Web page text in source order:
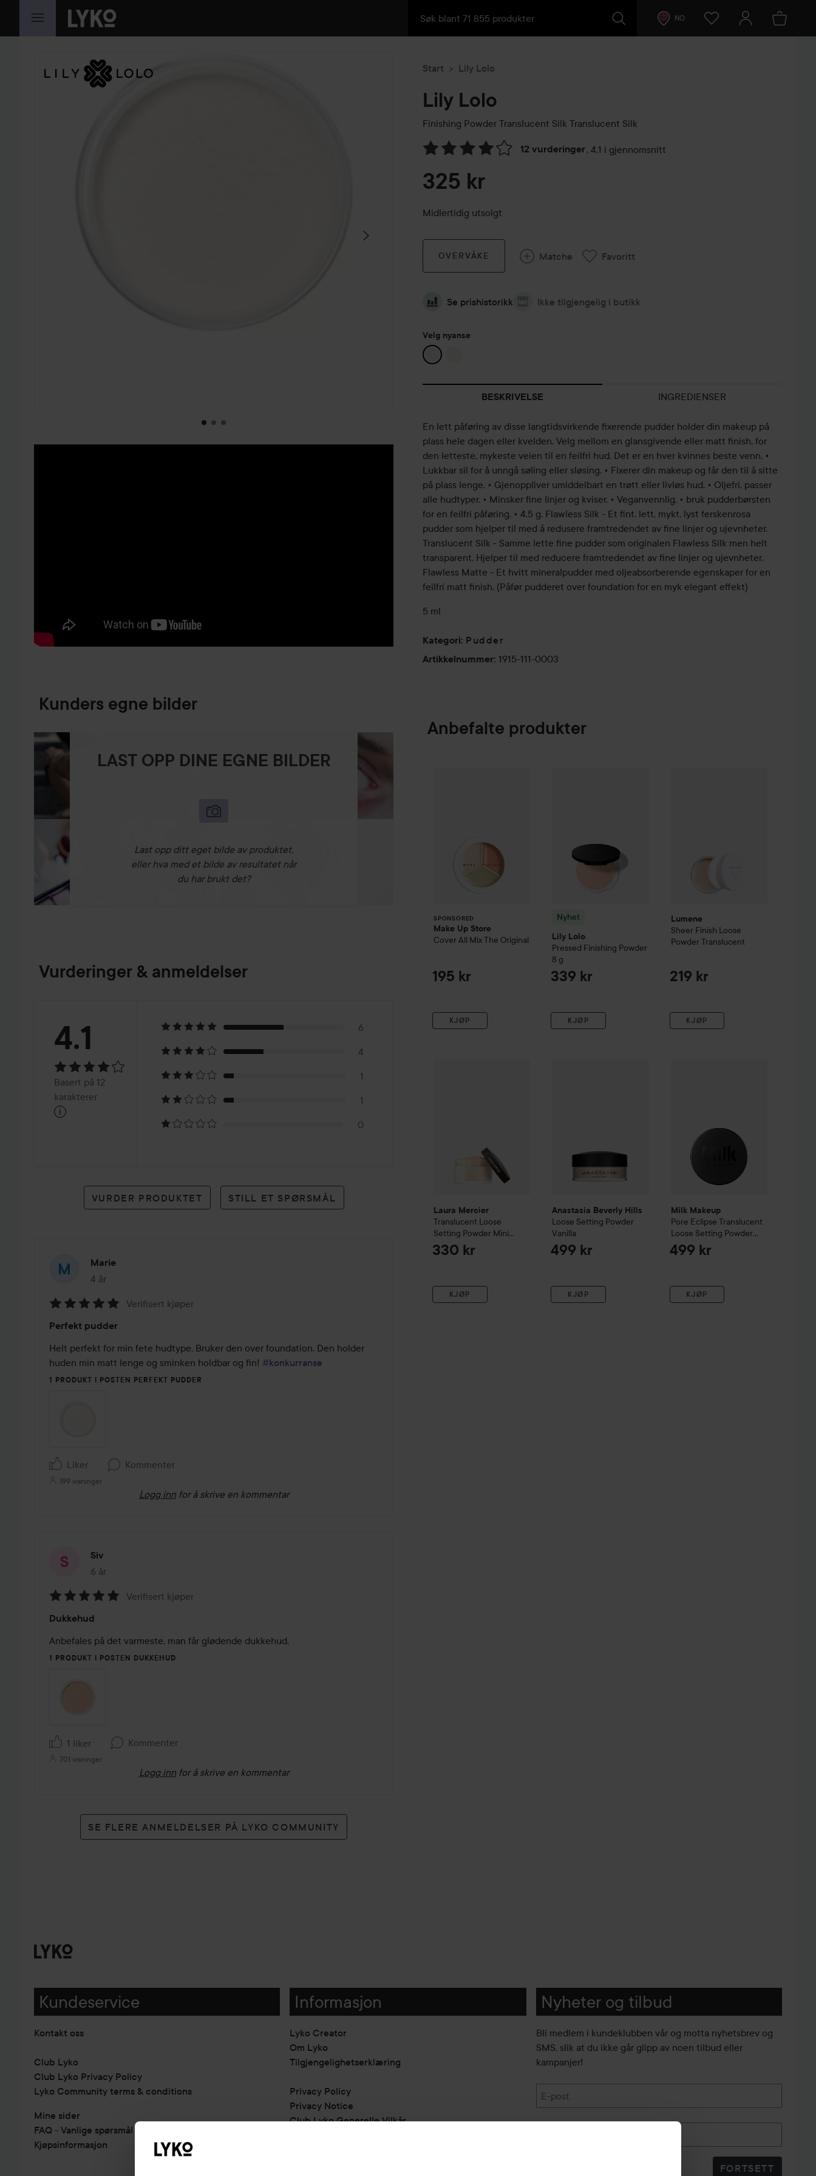
GÅ TIL INNHOLD NO
HOPP OVER SEKSJON
Kunders egne bilder
LAST OPP DINE EGNE BILDER
Last opp ditt eget bilde av produktet,
eller hva med et bilde av resultatet når
du har brukt det?
Vurderinger & anmeldelser
Vurdering:
4.1Basert
på
karakterer
4.1
Basert på 12
karakterer
i
6
4
1
1
0
VURDER PRODUKTET STILL ET SPØRSMÅL
Marie
4 år
Innlegget ble opprettet 4 år
5
av
5
Verifisert kjøper
Perfekt pudder
Helt perfekt for min fete hudtype. Bruker den over foundation. Den holder
huden min matt lenge og sminken holdbar og fin! #konkurranse
1 PRODUKT I POSTEN PERFEKT PUDDER
Liker Kommenter
199 visninger
Logg inn for å skrive en kommentar
Siv
6 år
Innlegget ble opprettet 6 år
5
av
5
Verifisert kjøper
Dukkehud
Anbefales på det varmeste, man får glødende dukkehud.
1 PRODUKT I POSTEN DUKKEHUD
1 liker Kommenter
701 visninger
Logg inn for å skrive en kommentar
SE FLERE ANMELDELSER PÅ LYKO COMMUNITY
Start Lily Lolo
Lily Lolo
Finishing Powder Translucent Silk Translucent Silk
12 vurderinger, 4.1 i gjennomsnitt
Gå til Vurderinger & anmeldelser
325 kr
Midlertidig utsolgt
OVERVÅKE Matche Favoritt
Se prishistorikk Ikke tilgjengelig i butikk
Velg nyanse
BESKRIVELSE INGREDIENSER
En lett påføring av disse langtidsvirkende fixerende pudder holder din makeup på
plass hele dagen eller kvelden. Velg mellom en glansgivende eller matt finish, for
den letteste, mykeste veien til en feilfri hud. Det er en hver kvinnes beste venn. •
Lukkbar sil for å unngå søling eller sløsing. • Fixerer din makeup og får den til å sitte
på plass lenge. • Gjenoppliver umiddelbart en trøtt eller livløs hud. • Oljefri, passer
alle hudtyper. • Minsker fine linjer og kviser. • Veganvennlig. • bruk pudderbørsten
for en feilfri påføring. • 4,5 g. Flawless Silk - Et fint, lett, mykt, lyst ferskenrosa
pudder som hjelper til med å redusere framtredendet av fine linjer og ujevnheter.
Translucent Silk - Samme lette fine pudder som originalen Flawless Silk men helt
transparent. Hjelper til med reducere framtredendet av fine linjer og ujevnheter.
Flawless Matte - Et hvitt mineralpudder med oljeabsorberende egenskaper for en
feilfri matt finish. (Påfør pudderet over foundation for en myk elegant effekt)
5 ml
Kategori: Pudder
Artikkelnummer: 1915-111-0003
Anbefalte produkter
SPONSORED
Make Up Store
Cover All MixThe Original
195 kr
KJØP
Nyhet
Lily Lolo
Pressed Finishing Powder
8 g
339 kr
KJØP
Lumene
Sheer Finish Loose
Powder Translucent
219 kr
KJØP
Laura Mercier
Translucent Loose
Setting Powder Mini
Translucent
330 kr
KJØP
Anastasia Beverly Hills
Loose Setting Powder
Vanilla
499 kr
KJØP
Milk Makeup
Pore Eclipse Translucent
Loose Setting Powder
Light
499 kr
KJØP
Kundeservice
Kontakt oss
Club Lyko
Club Lyko Privacy Policy
Lyko Community terms & conditions
Mine sider
FAQ - Vanlige spørsmål & svar
Kjøpsinformasjon
Informasjon
Lyko Creator
Om Lyko
Tilgjengelighetserklæring
Privacy Policy
Privacy Notice
Club Lyko Generelle Vilkår
Nyheter og tilbud
Bli medlem i kundeklubben vår og motta nyhetsbrev og
SMS, slik at du ikke går glipp av noen tilbud eller
kampanjer!
E-post
FORTSETT